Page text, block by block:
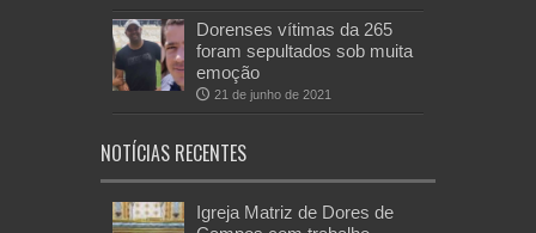
Dorenses vítimas da 265
foram sepultados sob muita
emoção
21 de junho de 2021
NOTÍCIAS RECENTES
Igreja Matriz de Dores de